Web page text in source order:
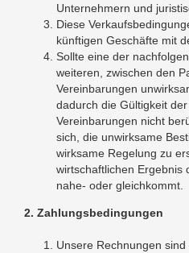
Unternehmern und
Diese
künftigen Geschäfte mit
Sollte eine der
weiteren, zwischen den
Vereinbarungen
dadurch die Gültigkeit
Vereinbarungen nicht
sich, die unwirksame
wirksame Regelung zu
wirtschaftlichen Ergebnis
nahe- oder gleichkommt.
2. Zahlungsbedingungen
Unsere Rechnungen